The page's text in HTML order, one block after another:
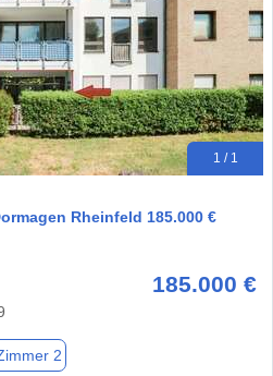
1 / 1
Rheinfeld 185.000 €
185.000 €
2